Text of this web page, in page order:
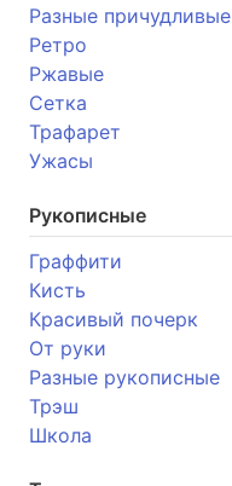
Разные причудливые
Ретро
Ржавые
Сетка
Трафарет
Ужасы
Рукописные
Граффити
Кисть
Красивый почерк
От руки
Разные рукописные
Трэш
Школа